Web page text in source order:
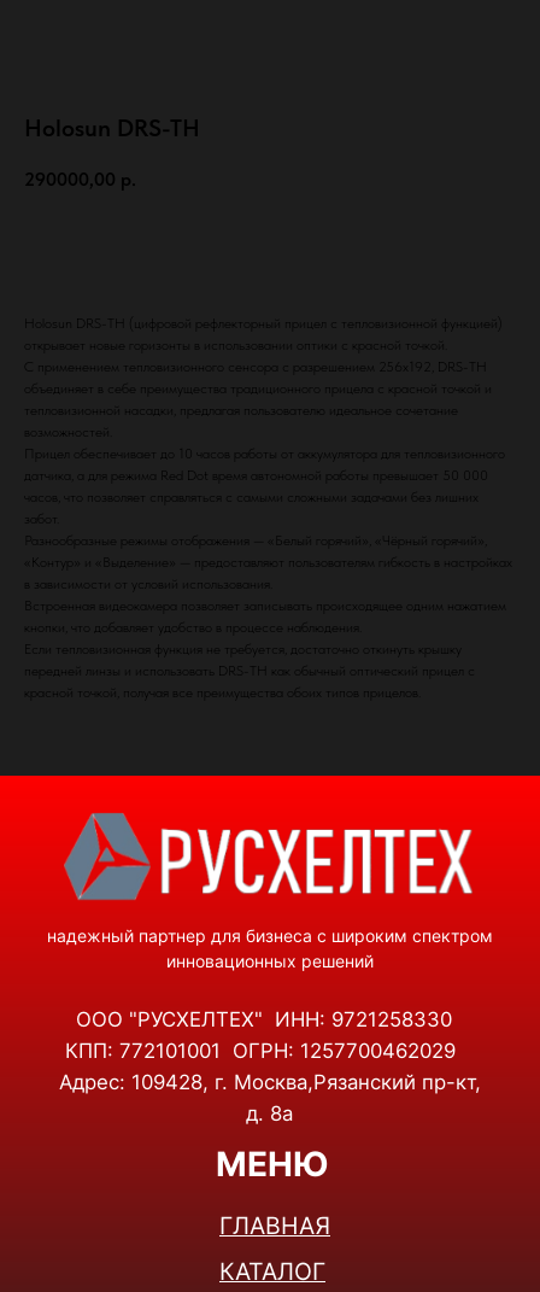
info@rusheltech.ru
Holosun DRS-TH
290000,00 р.
Holosun DRS-TH (цифровой рефлекторный прицел с тепловизионной функцией)
открывает новые горизонты в использовании оптики с красной точкой.
С применением тепловизионного сенсора с разрешением 256x192, DRS-TH
объединяет в себе преимущества традиционного прицела с красной точкой и
тепловизионной насадки, предлагая пользователю идеальное сочетание
возможностей.
Прицел обеспечивает до 10 часов работы от аккумулятора для тепловизионного
датчика, а для режима Red Dot время автономной работы превышает 50 000
часов, что позволяет справляться с самыми сложными задачами без лишних
забот.
Разнообразные режимы отображения — «Белый горячий», «Чёрный горячий»,
«Контур» и «Выделение» — предоставляют пользователям гибкость в настройках
в зависимости от условий использования.
Встроенная видеокамера позволяет записывать происходящее одним нажатием
кнопки, что добавляет удобство в процессе наблюдения.
Если тепловизионная функция не требуется, достаточно откинуть крышку
передней линзы и использовать DRS-TH как обычный оптический прицел с
красной точкой, получая все преимущества обоих типов прицелов.
МЕНЮ
КОНТАКТЫ
КАТАЛОГ
СТАЦИОНАРНЫЕ СИСТЕМЫ РЭБ
ДЕТЕКТОРЫ БПЛА
КВАДРОКОПТЕРЫ
ТЕПЛОВИЗОРЫ
ЛИДАРЫ И 3D-СКАНЕРЫ
+7(495)001-47-38
+7(926)853-15-38